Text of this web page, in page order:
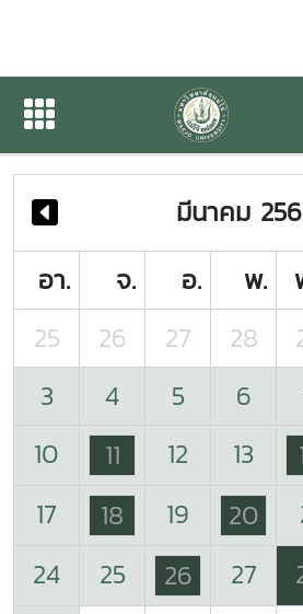
ปฏิทินกิจกรรมของห
ปฏิทินกิจกรรมของหน่วยงาน
มีนาคม
อา.
จ. อ. พ.
25
26 27 28
3
4 5 6
10
11 12 13
17
18 19 20
24
25 26 27